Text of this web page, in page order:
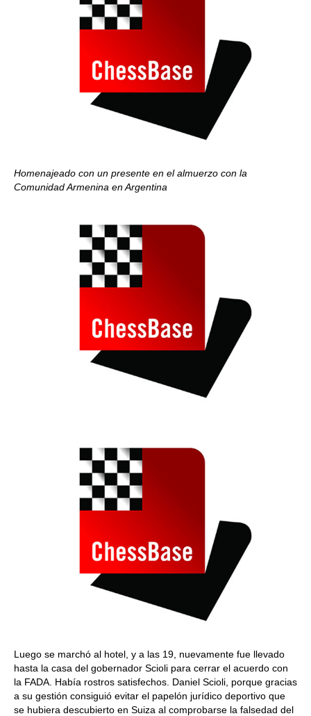
Homenajeado con un presente en el almuerzo con la
Comunidad Armenina en Argentina
Luego se marchó al hotel, y a las 19, nuevamente fue llevado
hasta la casa del gobernador Scioli para cerrar el acuerdo con
la FADA. Había rostros satisfechos. Daniel Scioli, porque gracias
a su gestión consiguió evitar el papelón jurídico deportivo que
se hubiera descubierto en Suiza al comprobarse la falsedad del